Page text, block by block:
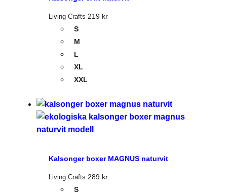
Living Crafts 219 kr
S
M
L
XL
XXL
Kalsonger boxer MAGNUS naturvit
Living Crafts 289 kr
S